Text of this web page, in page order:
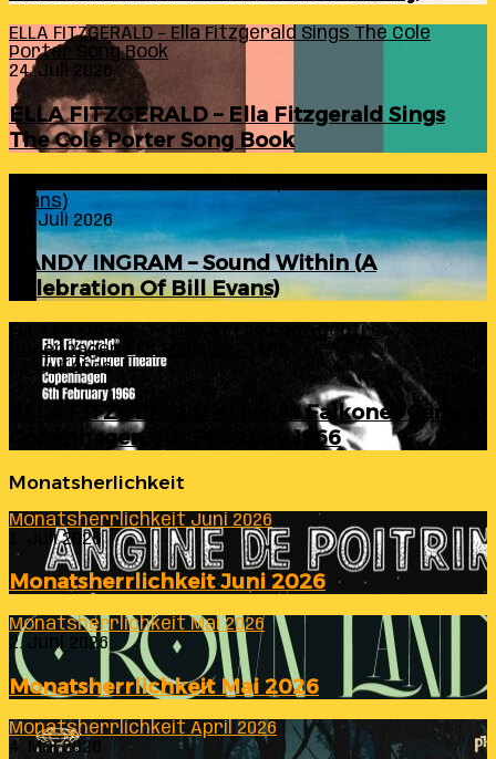
ELLA FITZGERALD – Ella Fitzgerald Sings The Cole
Porter Song Book
24. Juli 2026
ELLA FITZGERALD – Ella Fitzgerald Sings
The Cole Porter Song Book
Evans)
24. Juli 2026
RANDY INGRAM – Sound Within (A
Celebration Of Bill Evans)
ELLA FITZGERALD – Live At Falkoner Centre
Copenhagen 6th February 1966
23. Juli 2026
ELLA FITZGERALD – Live At Falkoner Centre
Copenhagen 6th February 1966
Monatsherlichkeit
Monatsherrlichkeit Juni 2026
1. Juli 2026
Monatsherrlichkeit Juni 2026
Monatsherrlichkeit Mai 2026
2. Juni 2026
Monatsherrlichkeit Mai 2026
Monatsherrlichkeit April 2026
4. Mai 2026